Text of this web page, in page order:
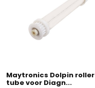
Maytronics Dolpin roller
tube voor Diagn...